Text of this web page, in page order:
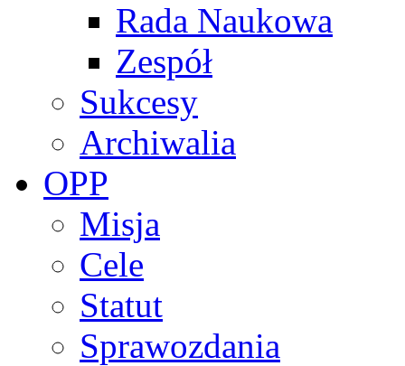
Rada Naukowa
Zespół
Sukcesy
Archiwalia
OPP
Misja
Cele
Statut
Sprawozdania